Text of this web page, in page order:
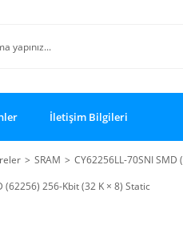
İletişim Bilgileri
SRAM
CY62256LL-70SNI SMD